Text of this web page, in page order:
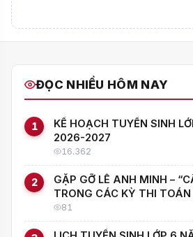
ĐỌC NHIỀU HÔM NAY
1
KẾ HOẠCH TUYỂN SINH
2026-2027
16.362
2
GẶP GỠ LÊ ANH MINH –
TRONG CÁC KỲ THI TOÁN
81